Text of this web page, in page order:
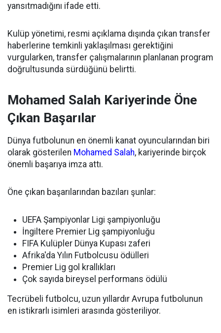
yansıtmadığını ifade etti.
Kulüp yönetimi, resmi açıklama dışında çıkan transfer
haberlerine temkinli yaklaşılması gerektiğini
vurgularken, transfer çalışmalarının planlanan program
doğrultusunda sürdüğünü belirtti.
Mohamed Salah Kariyerinde Öne
Çıkan Başarılar
Dünya futbolunun en önemli kanat oyuncularından biri
olarak gösterilen Mohamed Salah, kariyerinde birçok
önemli başarıya imza attı.
Öne çıkan başarılarından bazıları şunlar:
UEFA Şampiyonlar Ligi şampiyonluğu
İngiltere Premier Lig şampiyonluğu
FIFA Kulüpler Dünya Kupası zaferi
Afrika'da Yılın Futbolcusu ödülleri
Premier Lig gol krallıkları
Çok sayıda bireysel performans ödülü
Tecrübeli futbolcu, uzun yıllardır Avrupa futbolunun
en istikrarlı isimleri arasında gösteriliyor.